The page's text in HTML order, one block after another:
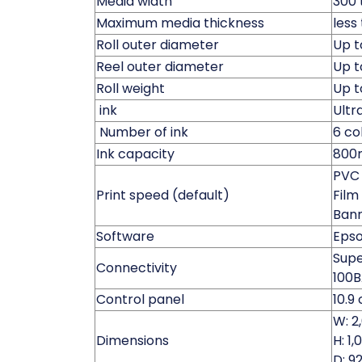
Maximum media thickness
less
Roll outer diameter
Up
Reel outer diameter
Up
Roll weight
Up
ink
Number of ink
6
Ink capacity
Print speed (default)
Software
Connectivity
Control panel
Dimensions
W:
H: